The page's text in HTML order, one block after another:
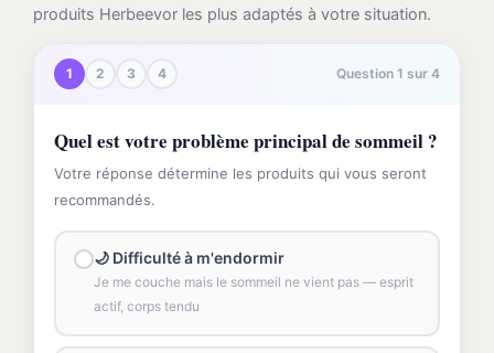
produits Herbeevor les plus adaptés à votre situation.
1 2 3 4 Question 1 sur 4
Quel est votre problème principal de sommeil ?
Votre réponse détermine les produits qui vous seront
recommandés.
🌙 Difficulté à m'endormir
Je me couche mais le sommeil ne vient pas — esprit
actif, corps tendu